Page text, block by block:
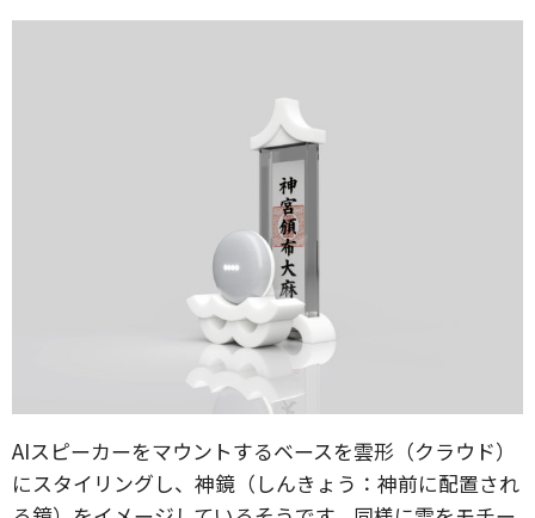
AIスピーカーをマウントするベースを雲形（クラウド）
にスタイリングし、神鏡（しんきょう：神前に配置され